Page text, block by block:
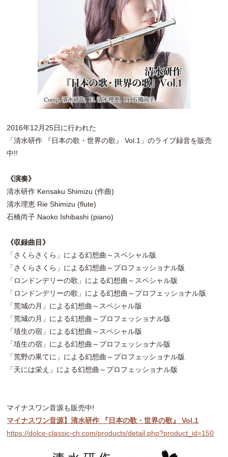
2016年12月25日に行われた
「清水研作 『日本の歌・世界の歌』 Vol.1」のライブ録音を販売
中!!
《演奏》
清水研作 Kensaku Shimizu (作曲)
清水理恵 Rie Shimizu (flute)
石橋尚子 Naoko Ishibashi (piano)
《収録曲目》
「さくらさくら」による幻想曲～スペシャル版
「さくらさくら」による幻想曲～プロフェッショナル版
「ロンドンデリーの歌」による幻想曲～スペシャル版
「ロンドンデリーの歌」による幻想曲～プロフェッショナル版
「荒城の月」による幻想曲～スペシャル版
「荒城の月」による幻想曲～プロフェッショナル版
「埴生の宿」による幻想曲～スペシャル版
「埴生の宿」による幻想曲～プロフェッショナル版
「荒野の果てに」による幻想曲～プロフェッショナル版
「天には栄え」による幻想曲～プロフェッショナル版
マイナスワン音源も販売中!
マイナスワン音源】清水研作 『日本の歌・世界の歌』 Vol.1
https://dolce-classic-ch.com/products/detail.php?product_id=150